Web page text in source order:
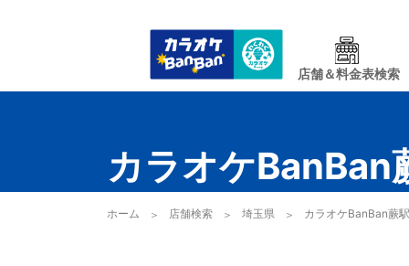
店舗＆料金表検索
カラオケBanBan
ホーム 店舗検索 埼玉県 カラオケBanBan蕨